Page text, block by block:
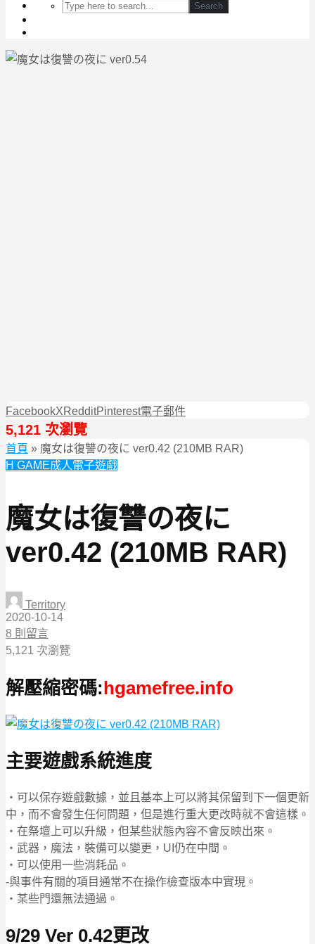
Search
FacebookXRedditPinterest電子郵件
5,121 次瀏覽
首頁 » 魔女は復讐の夜に ver0.42 (210MB RAR)
H GAME成人電子遊戲
魔女は復讐の夜に
ver0.42 (210MB RAR)
Territory
2020-10-14
8 則留言
5,121 次瀏覽
解壓縮密碼:hgamefree.info
主要遊戲系統進度
・可以保存遊戲數據，並且基本上可以將其保留到下一個更新
中，而不會發生任何問題，但是進行重大更改時就不會這樣。
・在祭壇上可以升級，但某些狀態內容不會反映出來。
・武器，魔法，裝備可以變更，UI仍在中間。
・可以使用一些消耗品。
-與事件有關的項目通常不在操作檢查版本中實現。
・某些門還無法通過。
9/29 Ver 0.42更改